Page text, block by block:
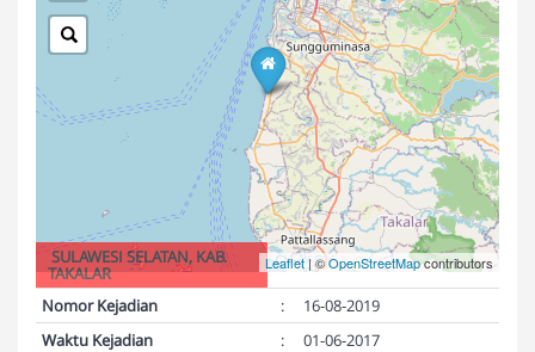
Leaflet| ©OpenStreetMapcontributors
SULAWESI SELATAN, KAB.
TAKALAR
Nomor Kejadian
:
16-08-2019
Waktu Kejadian
:
01-06-2017